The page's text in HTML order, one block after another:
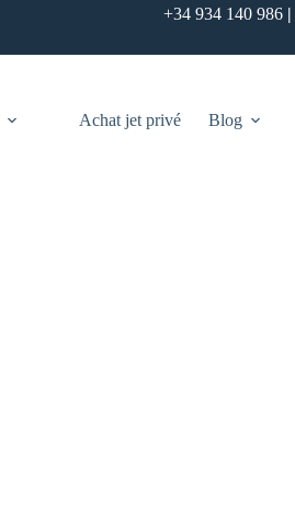
+34 934 140 986 |
Achat jet privé Blog